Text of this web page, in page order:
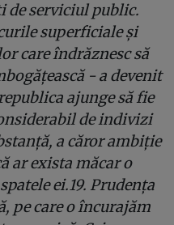
serviciul public.
superficiale și
care îndrăznesc să
- a devenit
ajunge să fie
de indivizi
a căror ambiție
ar exista măcar o
ei.19. Prudența
pe care o încurajăm